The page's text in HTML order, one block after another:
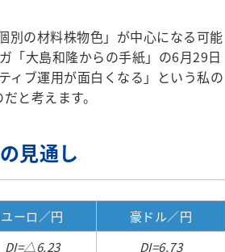
別の材料株物色」が中心になる可能
「大島和隆からの手紙」の6月29日
ィブ運用が面白くなる」という私の
と考えます。
見通し
ユーロ／円
豪ドル／円
DI=△6.23
DI=6.73